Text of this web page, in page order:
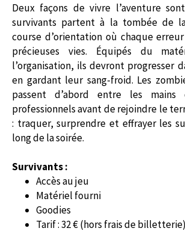
Deux façons de vivre l’aventure
survivants partent à la tombée de
course d’orientation où chaque
précieuses vies. Équipés du
l’organisation, ils devront progresser
en gardant leur sang-froid. Les
passent d’abord entre les mains
professionnels avant de rejoindre le
: traquer, surprendre et effrayer les
long de la soirée.
Survivants :
Accès au jeu
Matériel fourni
Goodies
Tarif : 32 € (hors frais de billetterie)